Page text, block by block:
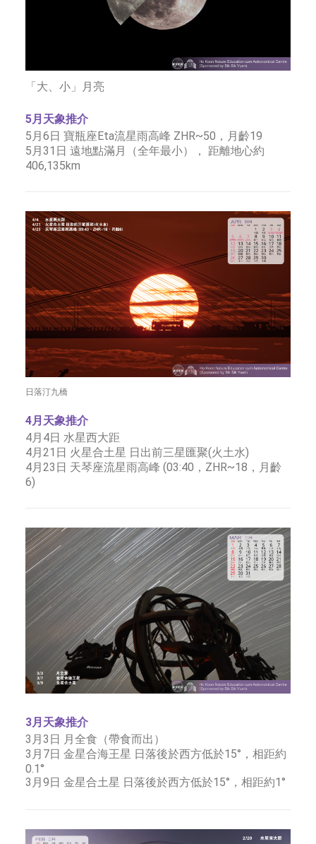
「大、小」月亮
5月天象推介
5月6日 寶瓶座Eta流星雨高峰 ZHR~50，月齡19
5月31日 遠地點滿月（全年最小）， 距離地心約
406,135km
日落汀九橋
4月天象推介
4月4日 水星西大距
4月21日 火星合土星 日出前三星匯聚(火土水)
4月23日 天琴座流星雨高峰 (03:40，ZHR~18，月齡
6)
3月天象推介
3月3日 月全食（帶食而出）
3月7日 金星合海王星 日落後於西方低於15°，相距約
0.1°
3月9日 金星合土星 日落後於西方低於15°，相距約1°